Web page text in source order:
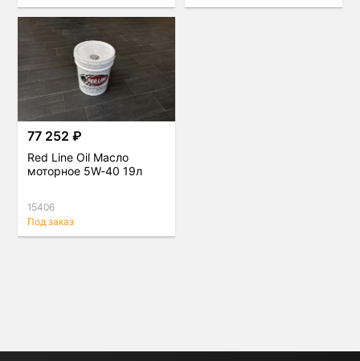
77 252 ₽
Red Line Oil Масло
моторное 5W-40 19л
15406
Под заказ